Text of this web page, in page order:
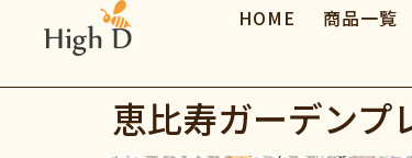
HOME 商品一覧
恵比寿ガーデンプ